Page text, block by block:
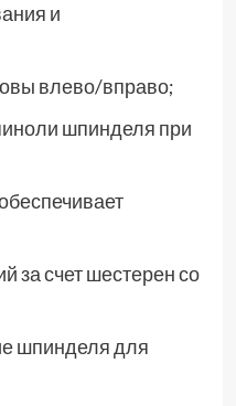
и
влево/вправо;
шпинделя при
за счет шестерен со
шпинделя для